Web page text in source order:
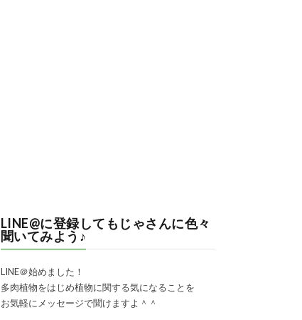
LINE@に登録してもじゃさんに色々
聞いてみよう♪
LINE＠始めました！
多肉植物をはじめ植物に関する気になることを
お気軽にメッセージで聞けますよ＾＾